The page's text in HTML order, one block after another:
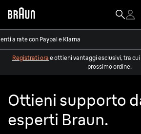
a rate con Paypal e Klarna
Registrati ora e ottieni vantaggi esclusivi, tra cui
prossimo ordine.
Ottieni supporto
esperti Braun.